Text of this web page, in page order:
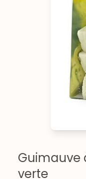
Guimauve
verte